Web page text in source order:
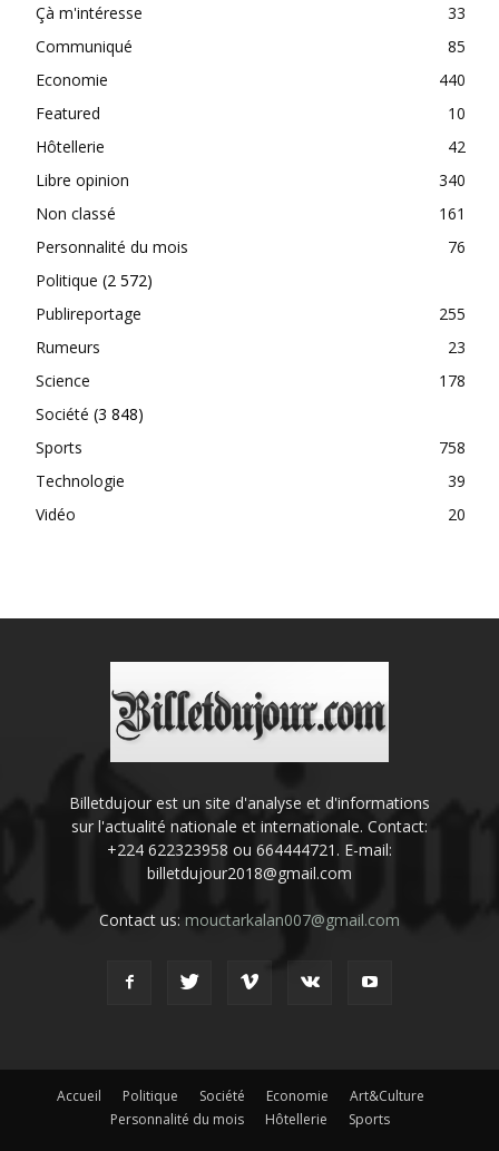
Çà m'intéresse
33
Communiqué
85
Economie
440
Featured
10
Hôtellerie
42
Libre opinion
340
Non classé
161
Personnalité du mois
76
Politique (2 572)
Publireportage
255
Rumeurs
23
Science
178
Société (3 848)
Sports
758
Technologie
39
Vidéo
20
Billetdujour est un site d'analyse et d'informations
sur l'actualité nationale et internationale. Contact:
+224 622323958 ou 664444721. E-mail:
billetdujour2018@gmail.com
Contact us: mouctarkalan007@gmail.com
Accueil Politique Société Economie
Art&Culture
Personnalité du mois
Hôtellerie Sports